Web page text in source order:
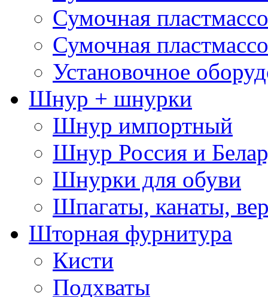
Сумочная
Сумочная
Установочное
Шнур + шнурки
Шнур импортный
Шнур Россия и
Шнурки для обуви
Шпагаты, канаты,
Шторная фурнитура
Кисти
Подхваты